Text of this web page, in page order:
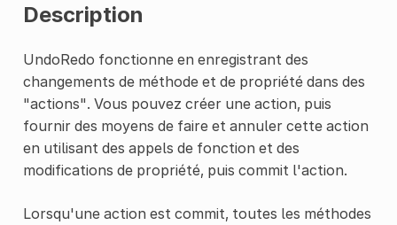
Description
UndoRedo fonctionne en enregistrant des
changements de méthode et de propriété dans des
"actions". Vous pouvez créer une action, puis
fournir des moyens de faire et annuler cette action
en utilisant des appels de fonction et des
modifications de propriété, puis commit l'action.
Lorsqu'une action est commit, toutes les méthodes